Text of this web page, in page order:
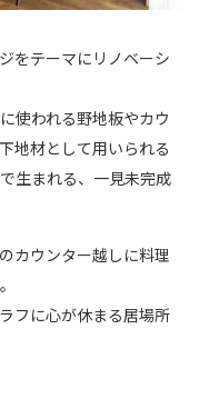
をテーマにリノベーシ
使われる野地板やカウ
地材として用いられる
生まれる、一見未完成
カウンター越しに料理
フに心が休まる居場所